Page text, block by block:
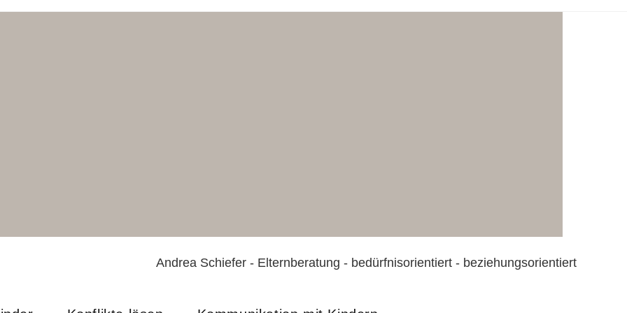
Andrea Schiefer - Elternberatung - bedürfnisorientiert - beziehungsorientiert